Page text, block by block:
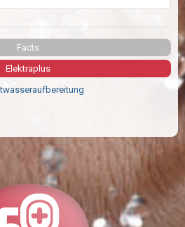
Facts
Elektraplus